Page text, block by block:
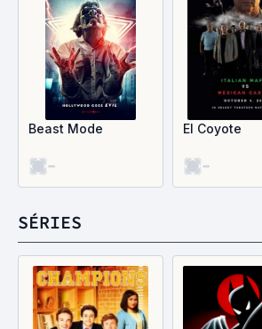
Beast Mode
-
El Coyote
-
SÉRIES